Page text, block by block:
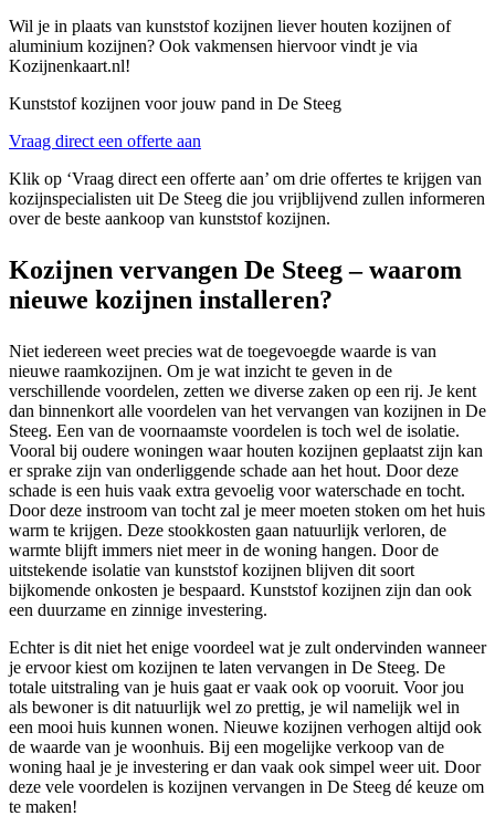
Wil je in plaats van kunststof kozijnen liever houten kozijnen of
aluminium kozijnen? Ook vakmensen hiervoor vindt je via
Kozijnenkaart.nl!
Kunststof kozijnen voor jouw pand in De Steeg
Vraag direct een offerte aan
Klik op ‘Vraag direct een offerte aan’ om drie offertes te krijgen van
kozijnspecialisten uit De Steeg die jou vrijblijvend zullen informeren
over de beste aankoop van kunststof kozijnen.
Kozijnen vervangen De Steeg – waarom
nieuwe kozijnen installeren?
Niet iedereen weet precies wat de toegevoegde waarde is van
nieuwe raamkozijnen. Om je wat inzicht te geven in de
verschillende voordelen, zetten we diverse zaken op een rij. Je kent
dan binnenkort alle voordelen van het vervangen van kozijnen in De
Steeg. Een van de voornaamste voordelen is toch wel de isolatie.
Vooral bij oudere woningen waar houten kozijnen geplaatst zijn kan
er sprake zijn van onderliggende schade aan het hout. Door deze
schade is een huis vaak extra gevoelig voor waterschade en tocht.
Door deze instroom van tocht zal je meer moeten stoken om het huis
warm te krijgen. Deze stookkosten gaan natuurlijk verloren, de
warmte blijft immers niet meer in de woning hangen. Door de
uitstekende isolatie van kunststof kozijnen blijven dit soort
bijkomende onkosten je bespaard. Kunststof kozijnen zijn dan ook
een duurzame en zinnige investering.
Echter is dit niet het enige voordeel wat je zult ondervinden wanneer
je ervoor kiest om kozijnen te laten vervangen in De Steeg. De
totale uitstraling van je huis gaat er vaak ook op vooruit. Voor jou
als bewoner is dit natuurlijk wel zo prettig, je wil namelijk wel in
een mooi huis kunnen wonen. Nieuwe kozijnen verhogen altijd ook
de waarde van je woonhuis. Bij een mogelijke verkoop van de
woning haal je je investering er dan vaak ook simpel weer uit. Door
deze vele voordelen is kozijnen vervangen in De Steeg dé keuze om
te maken!